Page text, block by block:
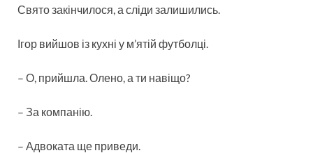
Свято закінчилося, а сліди залишились.
Ігор вийшов із кухні у м’ятій футболці.
– О, прийшла. Олено, а ти навіщо?
– За компанію.
– Адвоката ще приведи.